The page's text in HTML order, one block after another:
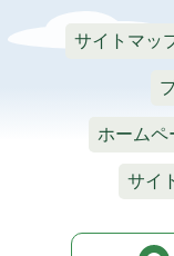
サイトマッ
ホームペ
サイ